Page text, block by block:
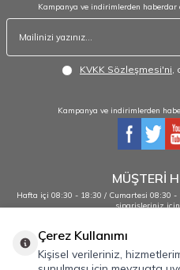
Kampanya ve indirimlerden
KVKK Sözleşmesi'ni
Kampanya ve indirimlerden
MÜŞTERİ
Hafta içi 08:30 - 18:30 / Cumartesi 08:30
siparişleriniz
0232 484 38 44 -
Çerez Kullanımı
Kişisel verileriniz,